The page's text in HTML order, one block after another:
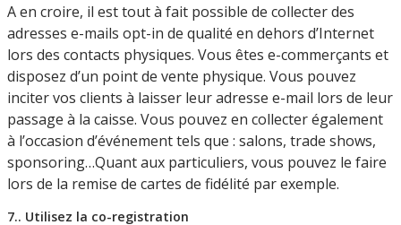
A en croire, il est tout à fait possible de collecter des
adresses e-mails opt-in de qualité en dehors d’Internet
lors des contacts physiques. Vous êtes e-commerçants et
disposez d’un point de vente physique. Vous pouvez
inciter vos clients à laisser leur adresse e-mail lors de leur
passage à la caisse. Vous pouvez en collecter également
à l’occasion d’événement tels que : salons, trade shows,
sponsoring…Quant aux particuliers, vous pouvez le faire
lors de la remise de cartes de fidélité par exemple.
7.. Utilisez la co-registration